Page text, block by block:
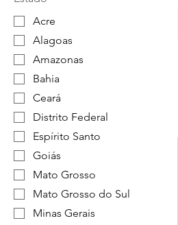
Acre
Alagoas
Amazonas
Bahia
Ceará
Distrito Federal
Espírito Santo
Goiás
Mato Grosso
Mato Grosso do Sul
Minas Gerais